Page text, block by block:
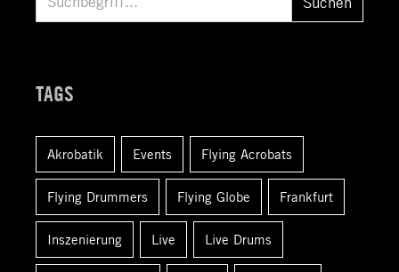
u
e
c
TAGS
Akrobatik Events Flying Acrobats
Flying Drummers Flying Globe Frankfurt
Inszenierung Live Live Drums